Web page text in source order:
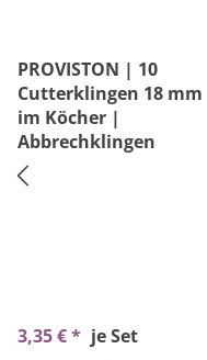
PROVISTON | 10
Cutterklingen 18 mm
im Köcher |
Abbrechklingen
3,35 € * je Set